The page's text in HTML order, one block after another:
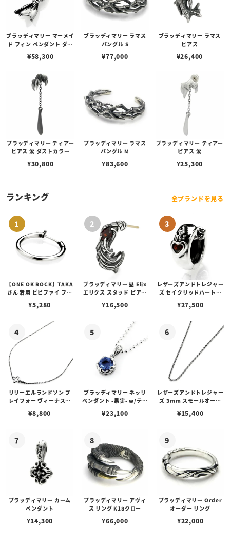
ブラッディマリー マーメイ
ド フィン ペンダント ダブ
¥58,300
ブラッディマリー ラマス
バングル S
¥77,000
ブラッディマリー ラマス
ピアス
¥26,400
ブラッディマリー ティアー
ピアス 涙 ダストカラー
¥30,800
ブラッディマリー ラマス
バングル M
¥83,600
ブラッディマリー ティアー
ピアス 涙
¥25,300
ランキング 全ブランドを見る
【ONE OK ROCK】TAKA
さん 着用 ビビファイ フー
¥5,280
ブラッディマリー 昼 Elix
エリクス スタッド ピアス
¥16,500
レザーズアンドトレジャー
ズ セイクリッドハートピ
¥27,500
リリーエルランドソン プ
レイフォー ヴィーナスチ
¥8,800
ブラッディマリー ネッリ
ペンダント -果実- w/ティ
¥23,100
レザーズアンドトレジャー
ズ 3mm スモールオーバ
ブスタークラスプ＆LTロ
¥15,400
ブラッディマリー カーム
ペンダント
¥14,300
ブラッディマリー アヴィ
ス リング K18クロー
¥66,000
ブラッディマリー Order
オーダー リング
¥22,000